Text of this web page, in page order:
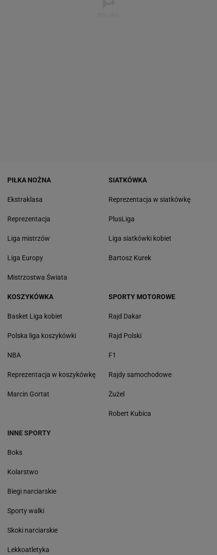
PIŁKA NOŻNA
Ekstraklasa
Reprezentacja
Liga mistrzów
Liga Europy
Mistrzostwa Świata
SIATKÓWKA
Reprezentacja w siatkówkę
PlusLiga
Liga siatkówki kobiet
Bartosz Kurek
KOSZYKÓWKA
Basket Liga kobiet
Polska liga koszykówki
NBA
Reprezentacja w koszykówkę
Marcin Gortat
SPORTY MOTOROWE
Rajd Dakar
Rajd Polski
F1
Rajdy samochodowe
Żużel
Robert Kubica
INNE SPORTY
Boks
Kolarstwo
Biegi narciarskie
Sporty walki
Skoki narciarskie
Lekkoatletyka